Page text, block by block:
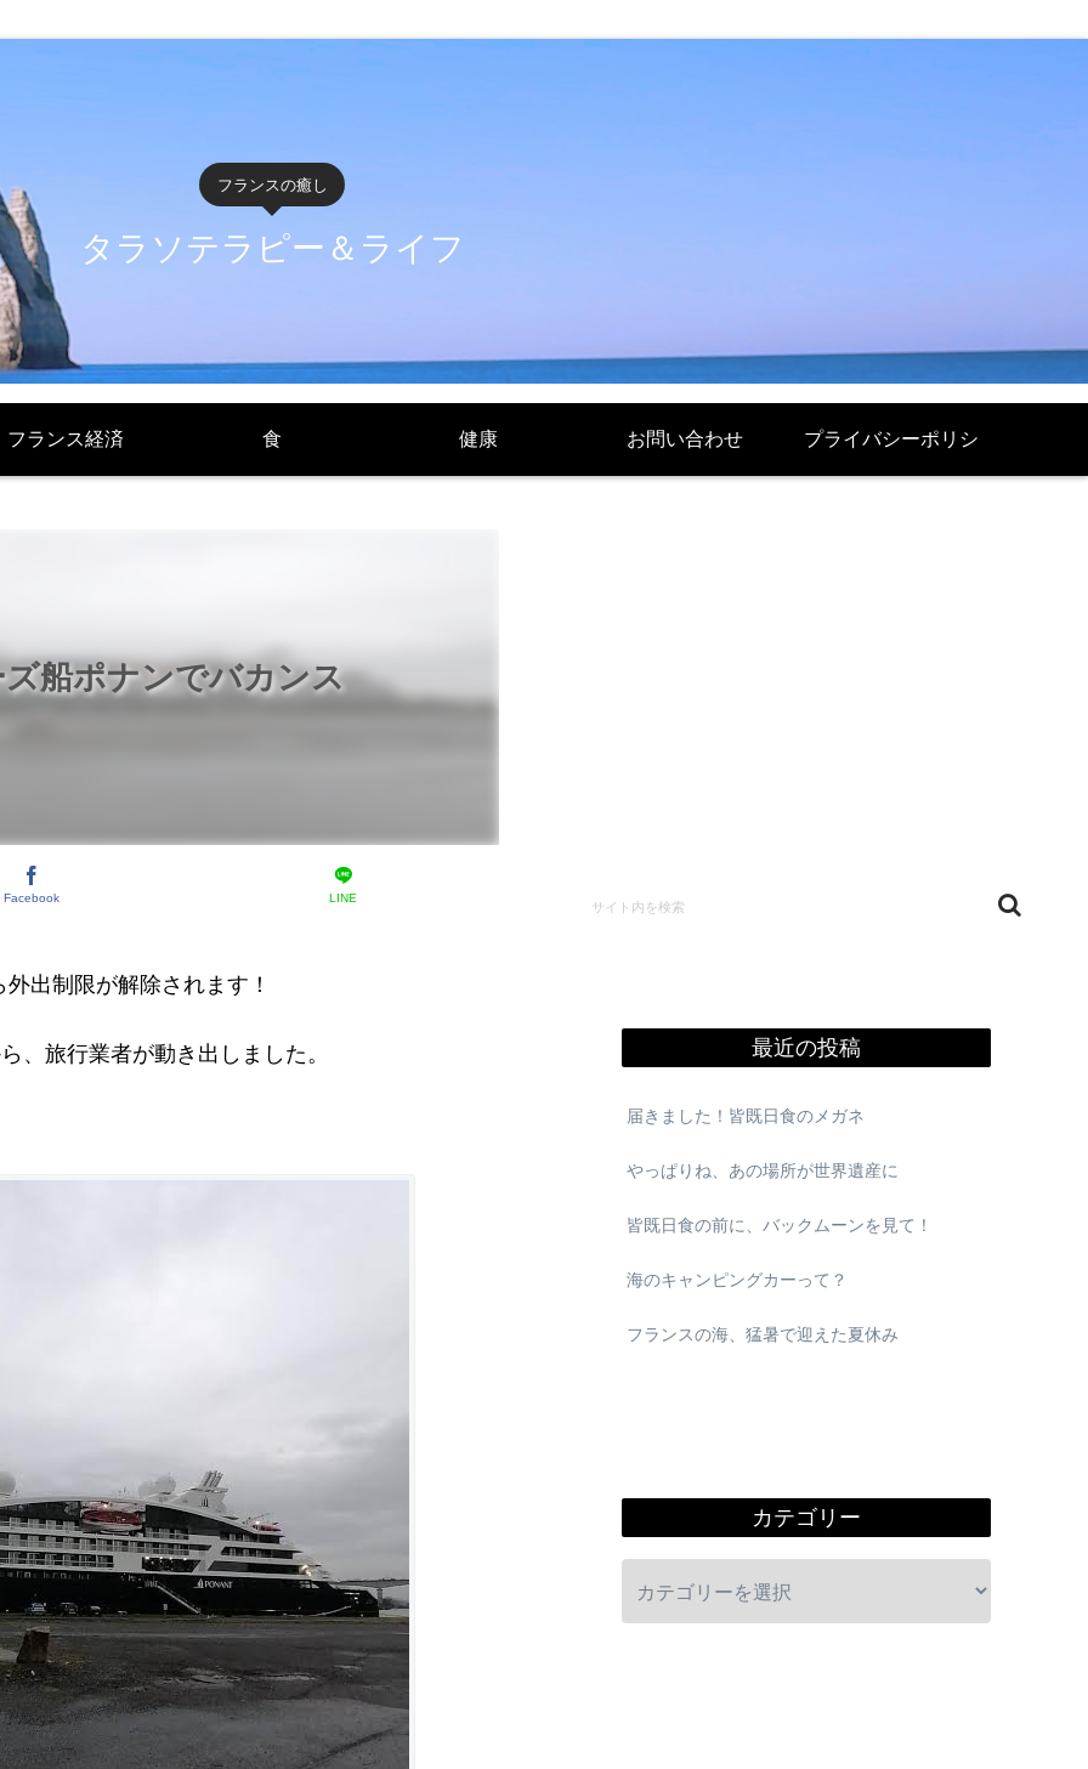
フランスの癒し
タラソテラピー＆ライフ
フランス経済 食 健康 お問い合わせ プライバシーポリシ
船ポナンでバカンス
Facebook LINE
出制限が解除されます！
、旅行業者が動き出しました。 最近の投稿
届きました！皆既日食のメガネ
やっぱりね、あの場所が世界遺産に
皆既日食の前に、バックムーンを見て！
海のキャンピングカーって？
フランスの海、猛暑で迎えた夏休み
カテゴリー